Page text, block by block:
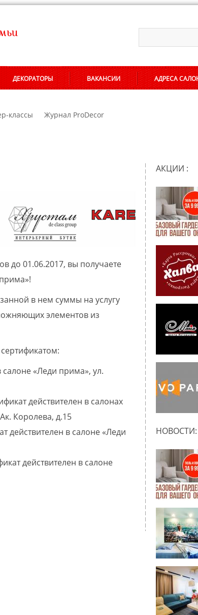
ДЕКОРАТОРЫ ВАКАНСИИ АДРЕСА
классы Журнал ProDecor
до 01.06.2017, вы получаете
в нем суммы на услугу
элементов из
«Леди прима», ул.
действителен в салонах
Королева, д.15
действителен в салоне «Леди
действителен в салоне
АКЦИИ :
НОВОСТИ: